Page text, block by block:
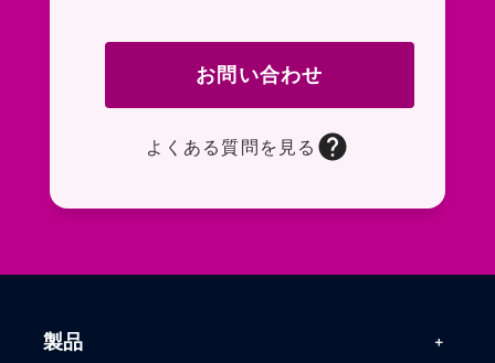
お問い合わせ
よくある質問を見る
製品